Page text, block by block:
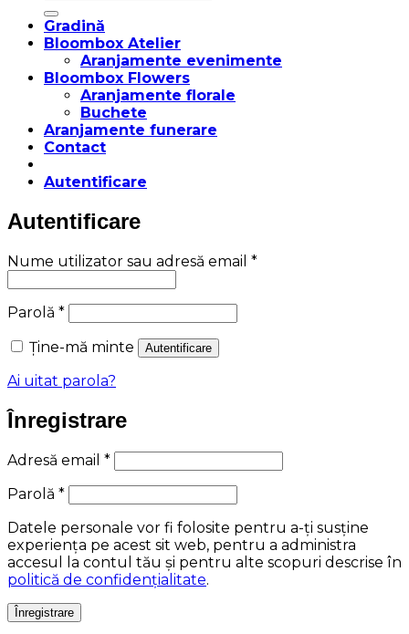
Gradină
Bloombox Atelier
Aranjamente evenimente
Bloombox Flowers
Aranjamente florale
Buchete
Aranjamente funerare
Contact
Autentificare
Autentificare
Nume utilizator sau adresă email *Obligatoriu
Parolă *Obligatoriu
Ține-mă minte Autentificare
Ai uitat parola?
Înregistrare
Adresă email *Obligatoriu
Parolă *Obligatoriu
Datele personale vor fi folosite pentru a-ți susține
experiența pe acest sit web, pentru a administra
accesul la contul tău și pentru alte scopuri descrise în
politică de confidențialitate.
Înregistrare